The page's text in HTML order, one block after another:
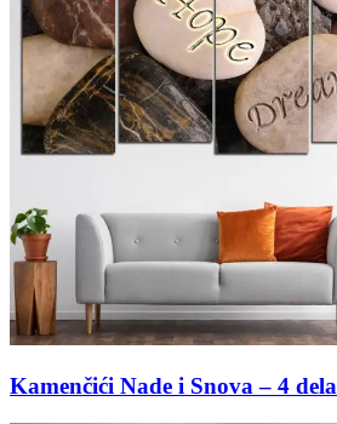
Kamenčići Nade i Snova – 4 dela